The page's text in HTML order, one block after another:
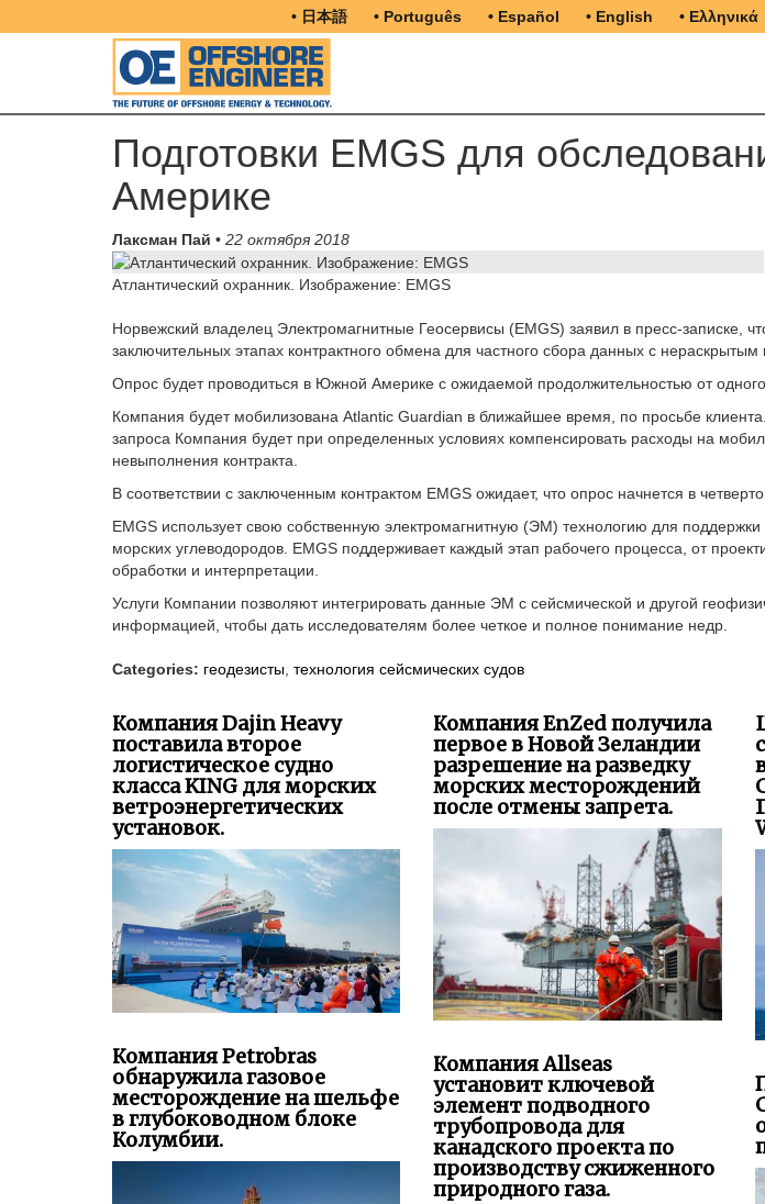
• 日本語 • Português • Español • English • Ελληνικά
Подготовки EMGS для
Америке
Лаксман Пай • 22 октября 2018
Атлантический охранник. Изображение: EMGS
Норвежский владелец Электромагнитные Геосервисы (EMGS) заявил в пресс-записке,
заключительных этапах контрактного обмена для частного сбора данных с нераскрытым
Опрос будет проводиться в Южной Америке с ожидаемой продолжительностью от
Компания будет мобилизована Atlantic Guardian в ближайшее время, по просьбе
запроса Компания будет при определенных условиях компенсировать расходы на
невыполнения контракта.
В соответствии с заключенным контрактом EMGS ожидает, что опрос начнется в
EMGS использует свою собственную электромагнитную (ЭМ) технологию для
морских углеводородов. EMGS поддерживает каждый этап рабочего процесса, от
обработки и интерпретации.
Услуги Компании позволяют интегрировать данные ЭМ с сейсмической и другой
информацией, чтобы дать исследователям более четкое и полное понимание недр.
Categories: геодезисты, технология сейсмических судов
Компания Dajin Heavy
поставила второе
логистическое судно
класса KING для морских
ветроэнергетических
установок.
Компания Petrobras
обнаружила газовое
месторождение на шельфе
в глубоководном блоке
Колумбии.
Компания EnZed получила
первое в Новой Зеландии
разрешение на разведку
морских месторождений
после отмены запрета.
Компания Allseas
установит ключевой
элемент подводного
трубопровода для
канадского проекта по
производству сжиженного
природного газа.